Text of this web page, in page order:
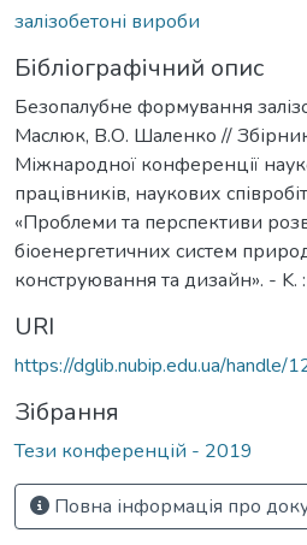
залізобетоні вироби
Бібліографічний опис
Безопалубне формування
Маслюк, В.О. Шаленко //
Міжнародної конференції
працівників, наукових
«Проблеми та перспективи
біоенергетичних систем
конструювання та дизайн». -
URI
https://dglib.nubip.edu.ua/
Зібрання
Тези конференцій - 2019
Повна інформація про